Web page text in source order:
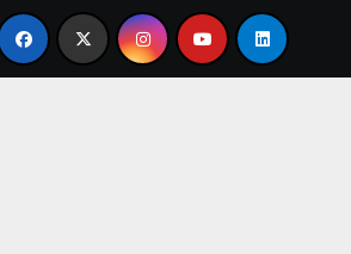
El primer tour de la India Chiquitina